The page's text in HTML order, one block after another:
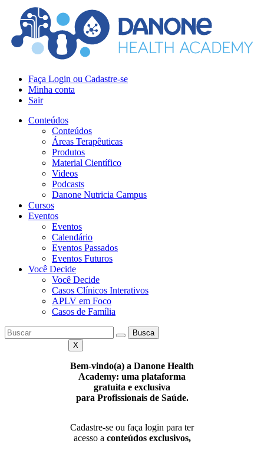
Faça Login ou Cadastre-se
Minha conta
Sair
Conteúdos
Conteúdos
Áreas Terapêuticas
Produtos
Material Científico
Videos
Podcasts
Danone Nutricia Campus
Cursos
Eventos
Eventos
Calendário
Eventos Passados
Eventos Futuros
Você Decide
Você Decide
Casos Clínicos Interativos
APLV em Foco
Casos de Família
Busca
X
Bem-vindo(a) a Danone Health
Academy: uma plataforma
gratuita e exclusiva
para Profissionais de Saúde.
Cadastre-se ou faça login para ter
acesso a conteúdos exclusivos,